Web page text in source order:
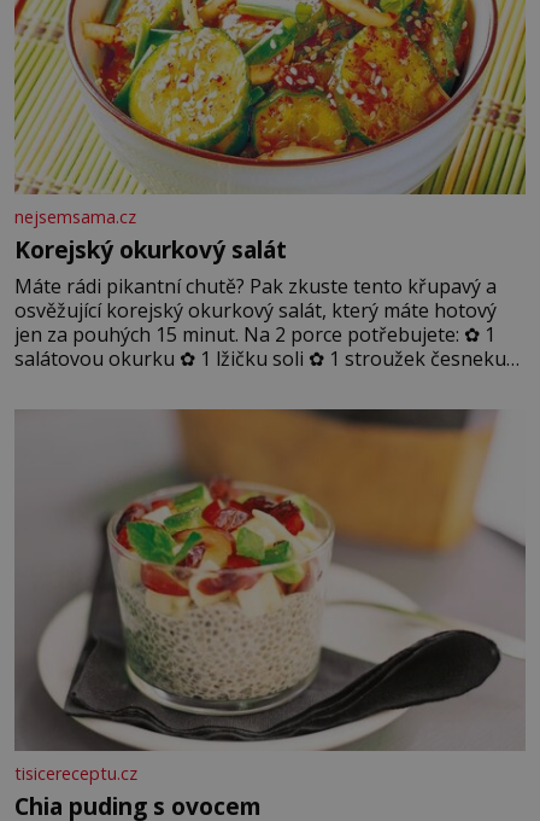
nejsemsama.cz
Korejský okurkový salát
Máte rádi pikantní chutě? Pak zkuste tento křupavý a
osvěžující korejský okurkový salát, který máte hotový
jen za pouhých 15 minut. Na 2 porce potřebujete: ✿ 1
salátovou okurku ✿ 1 lžičku soli ✿ 1 stroužek česneku
sezamového oleje ✿ 1 lžičku chilli ✿ 1 lžičku cukru ✿ 1
jarní cibulku ✿ 1 lžíci sezamových semínek
tisicereceptu.cz
Chia puding s ovocem